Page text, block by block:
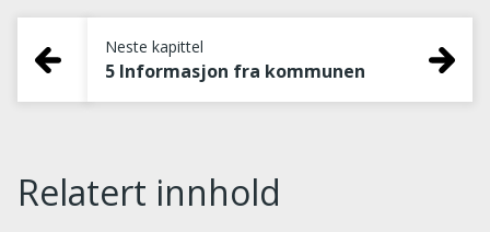
Neste kapittel
5 Informasjon fra kommunen
Relatert innhold